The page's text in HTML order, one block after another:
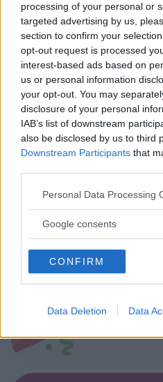
processing of your personal or
targeted advertising by us,
section to confirm your
opt-out request is processed
interest-based ads based on
us or personal information
your opt-out. You may
disclosure of your personal
IAB’s list of downstream
also be disclosed by us to third
Downstream Participants that
Please note that this website/
not limited to your visit or
use your data for below
consent section.
Personal Data Processing
Google consents
CONFIRM
Data Deletion Data
Corsi di
Laboratori
Asili Nido
Feste